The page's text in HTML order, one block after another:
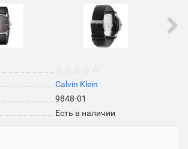
Calvin Klein
9848-01
Есть в наличии